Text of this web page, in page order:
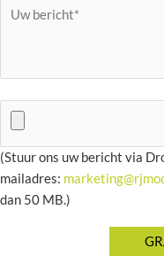
(Stuur ons uw bericht via
mailadres:
dan 50 MB.)